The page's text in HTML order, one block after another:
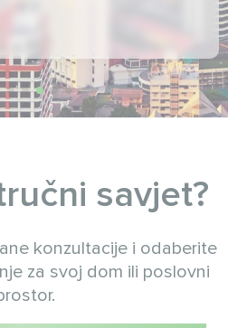
savjet?
konzultacije i odaberite
za svoj dom ili poslovni